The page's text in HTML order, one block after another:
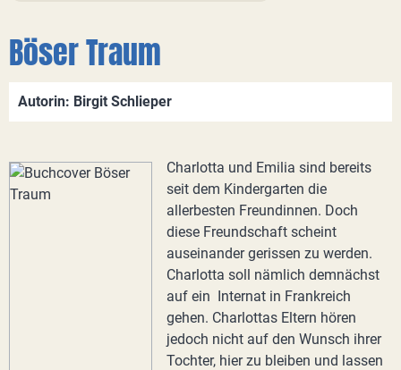
Böser Traum
Autorin: Birgit Schlieper
Charlotta und Emilia sind bereits
seit dem Kindergarten die
allerbesten Freundinnen. Doch
diese Freundschaft scheint
auseinander gerissen zu werden.
Charlotta soll nämlich demnächst
auf ein Internat in Frankreich
gehen. Charlottas Eltern hören
jedoch nicht auf den Wunsch ihrer
Tochter, hier zu bleiben und lassen